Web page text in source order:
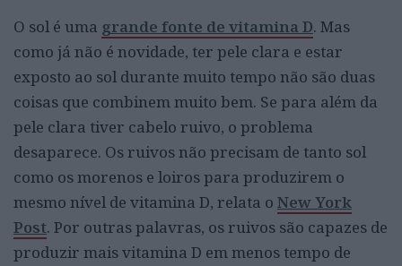
O sol é uma grande fonte de vitamina D. Mas
como já não é novidade, ter pele clara e estar
exposto ao sol durante muito tempo não são duas
coisas que combinem muito bem. Se para além da
pele clara tiver cabelo ruivo, o problema
desaparece. Os ruivos não precisam de tanto sol
como os morenos e loiros para produzirem o
mesmo nível de vitamina D, relata o New York
Post. Por outras palavras, os ruivos são capazes de
produzir maisvitamina D emmenos tempo de